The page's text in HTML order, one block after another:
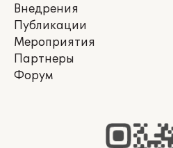
Внедрения
Публикации
Мероприятия
Партнеры
Форум